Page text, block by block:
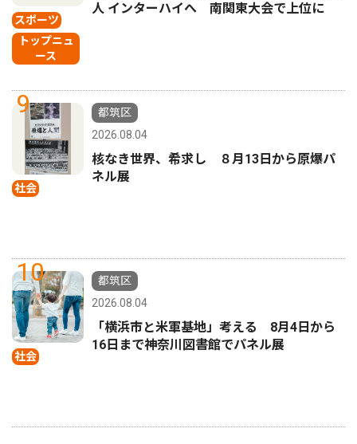
スポーツ
トップニュ
ース
人 インターハイへ 南関東大会で上位に
9
社会
都筑区
2026.08.04
核なき世界、希求し ８月13日から原爆パ
ネル展
10
社会
都筑区
2026.08.04
「横浜市と米軍基地」考える 8月4日から
16日まで神奈川図書館でパネル展